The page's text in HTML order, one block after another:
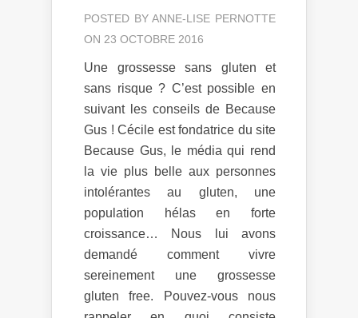
POSTED BYANNE-LISE PERNOTTE
ON 23 OCTOBRE 2016
Une grossesse sans gluten et
sans risque ? C’est possible en
suivant les conseils de Because
Gus ! Cécile est fondatrice du site
Because Gus, le média qui rend
la vie plus belle aux personnes
intolérantes au gluten, une
population hélas en forte
croissance… Nous lui avons
demandé comment vivre
sereinement une grossesse
gluten free. Pouvez-vous nous